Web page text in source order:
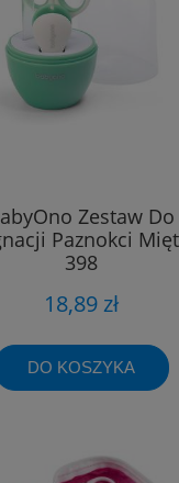
Zestaw Do
Paznokci
398
18,89 zł
DO KOSZYKA